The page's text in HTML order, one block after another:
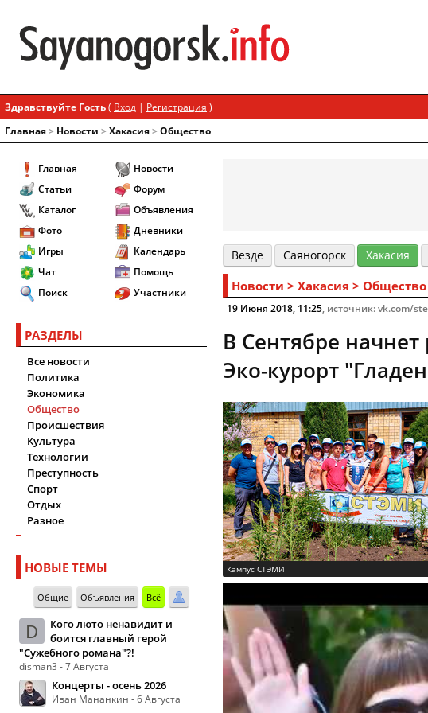
Здравствуйте Гость( Вход | Регистрация )
Главная> Новости > Хакасия> Общество
Главная
Статьи
Каталог
Фото
Игры
Чат
Поиск
Новости
Форум
Объявления
Дневники
Календарь
Помощь
Участники
РАЗДЕЛЫ
Все новости
Политика
Экономика
Общество
Происшествия
Культура
Технологии
Преступность
Спорт
Отдых
Разное
НОВЫЕ ТЕМЫ
Общие Объявления Всё
D
Кого люто ненавидит и
боится главный герой
"Сужебного романа"?!
disman3 - 7 Августа
Концерты - осень 2026
Иван Мананкин - 6 Августа
Везде Cаяногорск Хакасия
Новости > Хакасия > Общество
19 Июня 2018, 11:25, источник: vk.com/
В Сентябре
Эко-курорт
Кампус СТЭМИ